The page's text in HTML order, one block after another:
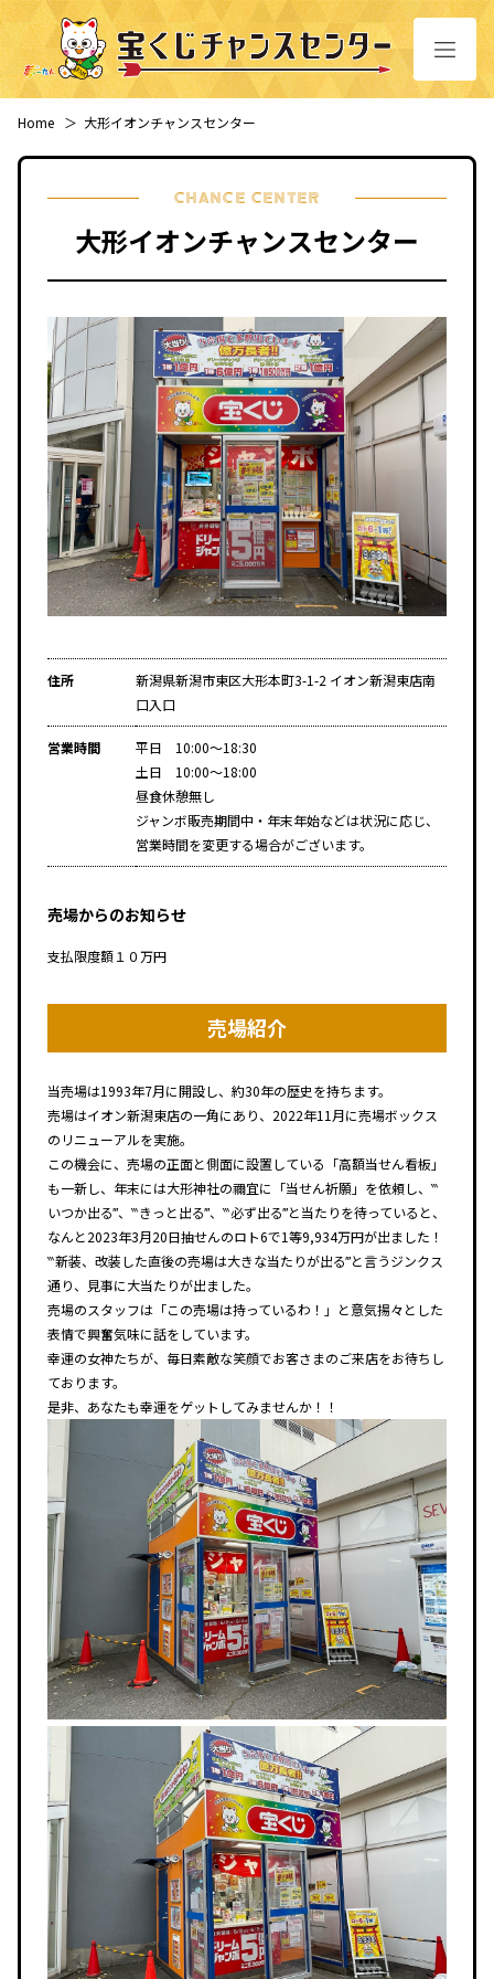
Home ＞ 大形イオンチャンスセンター
CHANCE CENTER
大形イオンチャンスセンター
住所
新潟県新潟市東区大形本町3-1-2 イオン新潟東店南
口入口
営業時間
平日 10:00～18:30
土日 10:00～18:00
昼食休憩無し
ジャンボ販売期間中・年末年始などは状況に応じ、
営業時間を変更する場合がございます。
売場からのお知らせ
支払限度額１０万円
売場紹介
当売場は1993年7月に開設し、約30年の歴史を持ちます。
売場はイオン新潟東店の一角にあり、2022年11月に売場ボックス
のリニューアルを実施。
この機会に、売場の正面と側面に設置している「高額当せん看板」
も一新し、年末には大形神社の禰宜に「当せん祈願」を依頼し、‷
いつか出る‴、‷きっと出る‴、‷必ず出る‴と当たりを待っていると、
なんと2023年3月20日抽せんのロト6で1等9,934万円が出ました！
‷新装、改装した直後の売場は大きな当たりが出る‴と言うジンクス
通り、見事に大当たりが出ました。
売場のスタッフは「この売場は持っているわ！」と意気揚々とした
表情で興奮気味に話をしています。
幸運の女神たちが、毎日素敵な笑顔でお客さまのご来店をお待ちし
ております。
是非、あなたも幸運をゲットしてみませんか！！